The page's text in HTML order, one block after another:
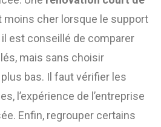
moins cher lorsque le support
est conseillé de comparer
mais sans choisir
bas. Il faut vérifier les
l’expérience de l’entreprise
Enfin, regrouper certains